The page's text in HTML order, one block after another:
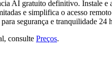
AI gratuito definitivo. Instale e
e simplifica o acesso
segurança e tranquilidade 24
consulte Preços.